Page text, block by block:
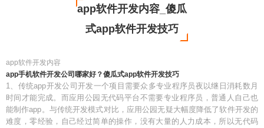
app软件开发内容_傻瓜
式app软件开发技巧
app软件开发内容
app手机软件开发公司哪家好？傻瓜式app软件开发技巧
1、传统app开发公司开发一个项目需要众多专业程序员夜以继日消耗数月
时间才能完成。而应用公园无代码平台不需要专业程序员，普通人自己也
能制作app。与传统开发模式对比，应用公园无疑大幅度降低了软件开发的
难度，零经验，自己经过简单的操作，没有大量的人力成本，所以无代码